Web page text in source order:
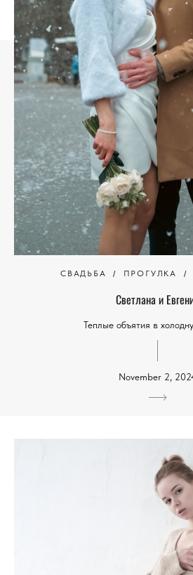
СВАДЬБА ПРОГУЛКА
Светлана и
Теплые объятия в
November 2,